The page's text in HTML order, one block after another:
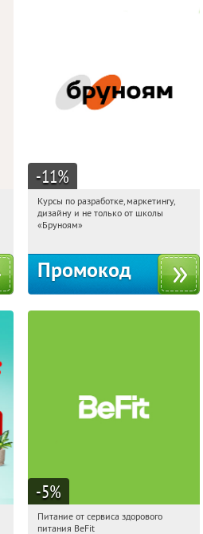
-11%
12:47:53
Получи первым!
Россия
Курсы по разработке, маркетингу,
дизайну и не только от школы
«Бруноям»
Промокод
-5%
12:47:53
Получи первым!
Питание от сервиса здорового
питания BeFit